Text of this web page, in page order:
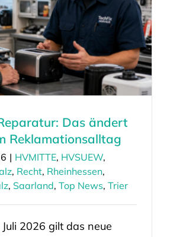
Das ändert
Reklamationsalltag
| HVMITTE, HVSUEW,
, Recht, Rheinhessen,
, Saarland, Top News, Trier
2026 gilt das neue